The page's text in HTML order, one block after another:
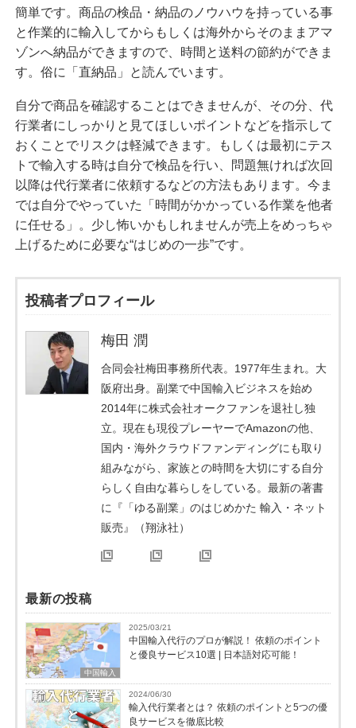
簡単です。商品の検品・納品のノウハウを持っている事
と作業的に輸入してからもしくは海外からそのままアマ
ゾンへ納品ができますので、時間と送料の節約ができま
す。俗に「直納品」と読んでいます。
自分で商品を確認することはできませんが、その分、代
行業者にしっかりと見てほしいポイントなどを指示して
おくことでリスクは軽減できます。もしくは最初にテス
トで輸入する時は自分で検品を行い、問題無ければ次回
以降は代行業者に依頼するなどの方法もあります。今ま
では自分でやっていた「時間がかかっている作業を他者
に任せる」。少し怖いかもしれませんが売上をめっちゃ
上げるために必要な“はじめの一歩”です。
投稿者プロフィール
梅田 潤
合同会社梅田事務所代表。1977年生まれ。大
阪府出身。副業で中国輸入ビジネスを始め
2014年に株式会社オークファンを退社し独
立。現在も現役プレーヤーでAmazonの他、
国内・海外クラウドファンディングにも取り
組みながら、家族との時間を大切にする自分
らしく自由な暮らしをしている。最新の著書
に『「ゆる副業」のはじめかた 輸入・ネット
販売』（翔泳社）
最新の投稿
中国輸入
2025/03/21
中国輸入代行のプロが解説！ 依頼のポイント
と優良サービス10選 | 日本語対応可能！
2024/06/30
輸入代行業者とは？ 依頼のポイントと5つの優
良サービスを徹底比較